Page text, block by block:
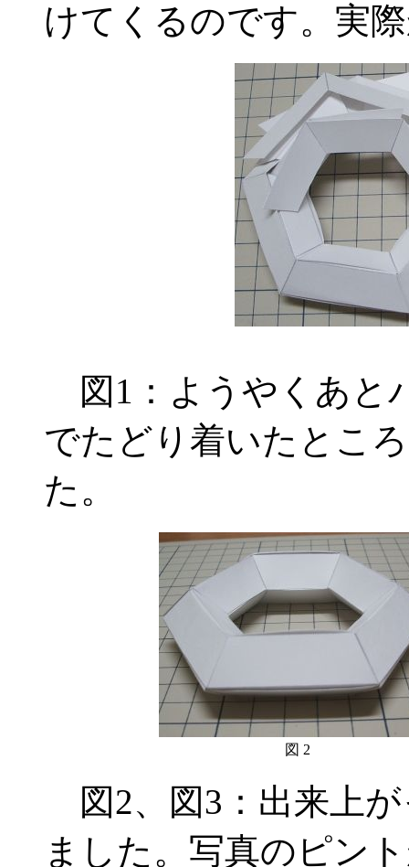
けてくるのです。実
図1：ようやくあと
でたどり着いたとこ
た。
図 2
図2、図3：出来上
ました。写真のピン